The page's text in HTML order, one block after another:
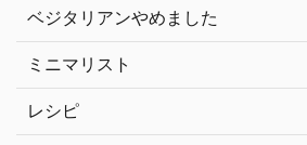
ベジタリアンやめました
ミニマリスト
レシピ